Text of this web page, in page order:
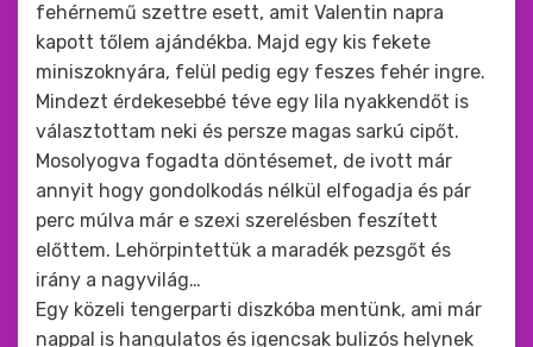
fehérnemű szettre esett, amit Valentin napra
kapott tőlem ajándékba. Majd egy kis fekete
miniszoknyára, felül pedig egy feszes fehér ingre.
Mindezt érdekesebbé téve egy lila nyakkendőt is
választottam neki és persze magas sarkú cipőt.
Mosolyogva fogadta döntésemet, de ivott már
annyit hogy gondolkodás nélkül elfogadja és pár
perc múlva már e szexi szerelésben feszített
előttem. Lehörpintettük a maradék pezsgőt és
irány a nagyvilág…
Egy közeli tengerparti diszkóba mentünk, ami már
nappal is hangulatos és igencsak bulizós helynek